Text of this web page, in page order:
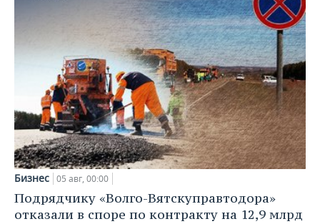
Бизнес 05 авг, 00:00
Подрядчику «Волго-Вятскуправтодора»
отказали в споре по контракту на 12,9 млрд